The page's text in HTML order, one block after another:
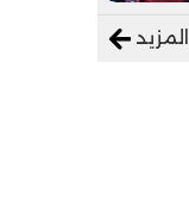
المزيد